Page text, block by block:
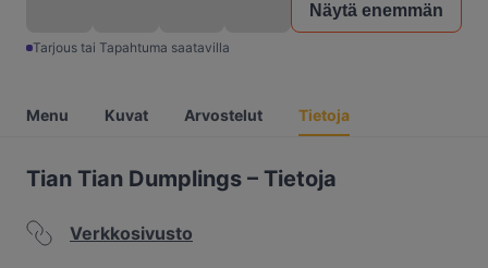
Näytä enemmän
Tarjous tai Tapahtuma saatavilla
Menu Kuvat Arvostelut Tietoja
Tian Tian Dumplings – Tietoja
Verkkosivusto